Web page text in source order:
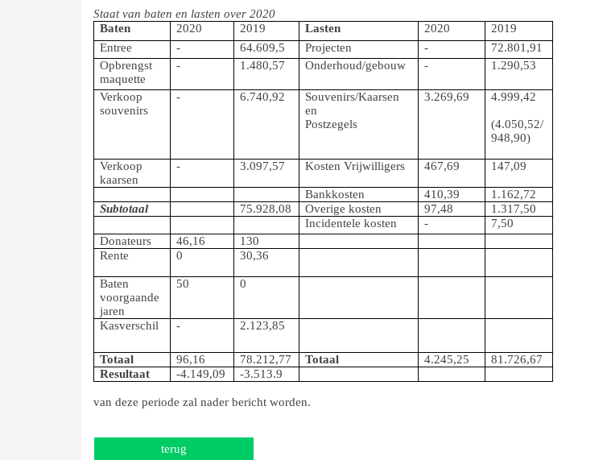
Staat van baten en lasten over 2020
Baten
2020 2019 Lasten 2020
2019
Entree
- 64.609,5 Projecten -
72.801,91
Opbrengst
maquette
- 1.480,57 Onderhoud/gebouw - 1.290,53
Verkoop
souvenirs
- 6.740,92
Souvenirs/Kaarsen
en
Postzegels
3.269,69 4.999,42
(4.050,52/
948,90)
Verkoop
kaarsen
- 3.097,57 Kosten Vrijwilligers 467,69 147,09
Bankkosten 410,39
1.162,72
Subtotaal
75.928,08 Overige kosten 97,48
1.317,50
Incidentele kosten
-
7,50
Donateurs
46,16
130
Rente
0 30,36
Baten
voorgaande
jaren
50 0
Kasverschil - 2.123,85
Totaal 96,16 78.212,77 Totaal 4.245,25
81.726,67
Resultaat
-4.149,09 -3.513.9
van deze periode zal nader bericht worden.
terug